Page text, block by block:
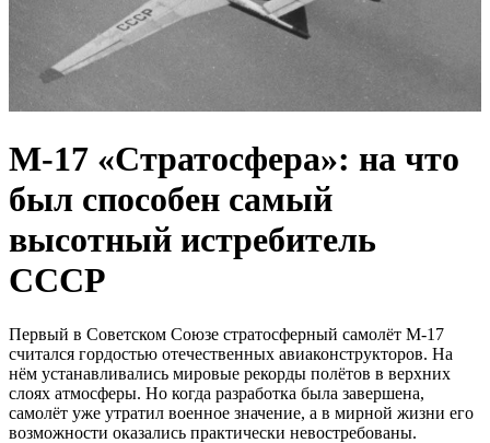
М-17 «Стратосфера»: на что
был способен самый
высотный истребитель
СССР
Первый в Советском Союзе стратосферный самолёт М-17
считался гордостью отечественных авиаконструкторов. На
нём устанавливались мировые рекорды полётов в верхних
слоях атмосферы. Но когда разработка была завершена,
самолёт уже утратил военное значение, а в мирной жизни его
возможности оказались практически невостребованы.